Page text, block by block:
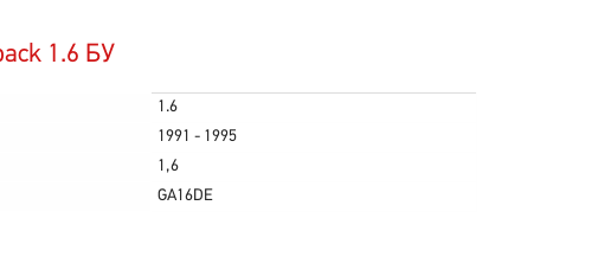
1.6 БУ
1.6
1991 - 1995
1,6
GA16DE